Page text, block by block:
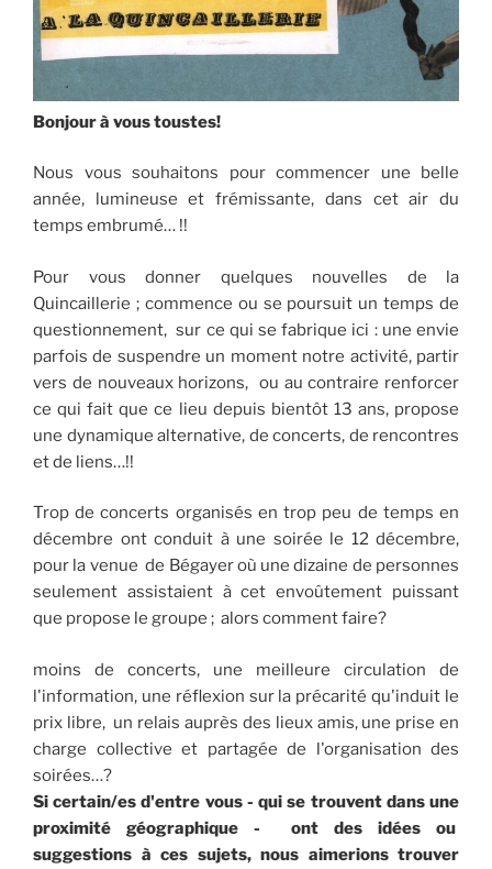
Bonjour à vous toustes!
Nous vous souhaitons pour commencer une belle
année, lumineuse et frémissante, dans cet air du
temps embrumé… !!
Pour vous donner quelques nouvelles de la
Quincaillerie ; commence ou se poursuit un temps de
questionnement, sur ce qui se fabrique ici : une envie
parfois de suspendre un moment notre activité, partir
vers de nouveaux horizons, ou au contraire renforcer
ce qui fait que ce lieu depuis bientôt 13 ans, propose
une dynamique alternative, de concerts, de rencontres
et de liens…!!
Trop de concerts organisés en trop peu de temps en
décembre ont conduit à une soirée le 12 décembre,
pour la venue de Bégayer où une dizaine de personnes
seulement assistaient à cet envoûtement puissant
que propose le groupe ; alors comment faire?
moins de concerts, une meilleure circulation de
l'information, une réflexion sur la précarité qu'induit le
prix libre, un relais auprès des lieux amis, une prise en
charge collective et partagée de l'organisation des
soirées…?
Si certain/es d'entre vous - qui se trouvent dans une
proximité géographique - ont des idées ou
suggestions à ces sujets, nous aimerions trouver